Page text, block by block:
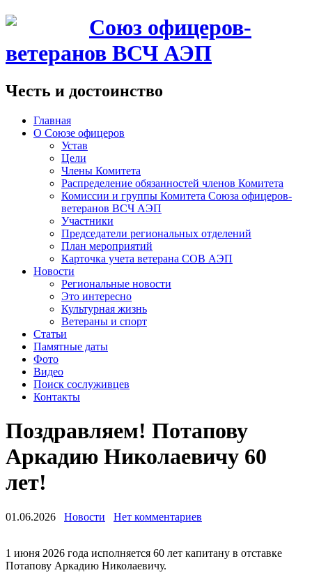
Союз офицеров-
ветеранов ВСЧ АЭП
Честь и достоинство
Главная
О Союзе офицеров
Устав
Цели
Члены Комитета
Распределение обязанностей членов Комитета
Комиссии и группы Комитета Союза офицеров-
ветеранов ВСЧ АЭП
Участники
Председатели региональных отделений
План мероприятий
Карточка учета ветерана CОВ АЭП
Новости
Региональные новости
Это интересно
Культурная жизнь
Ветераны и спорт
Статьи
Памятные даты
Фото
Видео
Поиск сослуживцев
Контакты
Поздравляем! Потапову
Аркадию Николаевичу 60
лет!
01.06.2026 Новости Нет комментариев
1 июня 2026 года исполняется 60 лет капитану в отставке
Потапову Аркадию Николаевичу.